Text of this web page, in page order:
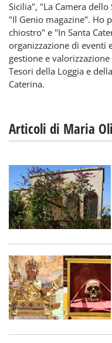
Sicilia", "La Camera
"Il Genio magazine". Ho
chiostro" e "In Santa
organizzazione di eventi
gestione e
Tesori della Loggia e
Caterina.
Articoli di Maria